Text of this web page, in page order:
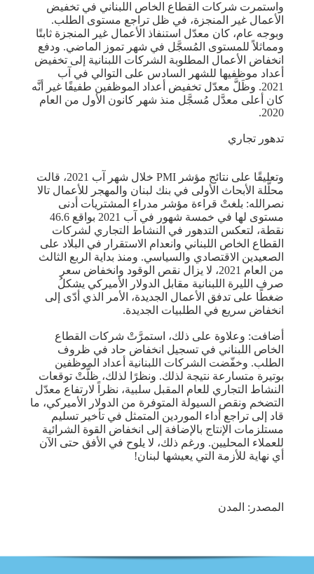
واستمرت شركات القطاع الخاص اللبناني في تخفيض
الأعمال غير المنجزة، في ظل تراجع مستوى الطلب.
وبوجه عام، كان معدّل استنفاذ الأعمال غير المنجزة ثابتًا
ومماثلاً للمستوى المُسجَّل في شهر تموز الماضي. ودفع
انخفاض الأعمال المطلوبة الشركات اللبنانية إلى تخفيض
أعداد موظفيها للشهر السادس على التوالي في آب
2021. وظَلَّ معدّل تخفيض أعداد الموظفين طفيفًا غير أنَّه
كان أعلى معدَّل مُسجَّل منذ شهر كانون الأول من العام
2020.
تدهور تجاري
وتعليقًا على نتائج مؤشر PMI خلال شهر آب 2021، قالت
محلَّلة الأبحاث الأولى في بنك لبنان والمهجر للأعمال تالا
نصرالله: بلغتْ قراءة مؤشر مدراء المشتريات أدنى
مستوى لها في خمسة شهور في آب 2021 بواقع 46.6
نقطة، لتعكس التدهور في النشاط التجاري لشركات
القطاع الخاص اللبناني وانعدام الاستقرار في البلاد على
الصعيدين الاقتصادي والسياسي. ومنذ بداية الربع الثالث
من العام 2021، لا يزال نقص الوقود وانخفاض سعر
صرف الليرة اللبنانية مقابل الدولار الأميركي يشكلُ
ضغطًا على تدفق الأعمال الجديدة، الأمر الذي أدّى إلى
انخفاض سريع في الطلبيات الجديدة.
أضافت: وعلاوة على ذلك، استمرَّتْ شركات القطاع
الخاص اللبناني في تسجيل انخفاض حاد في ظروف
الطلب. وخفّضت الشركات اللبنانية أعداد الموظفين
بوتيرة متسارعة نتيجة لذلك. ونظرًا لذلك، ظلَّتْ توقعات
النشاط التجاري للعام المقبل سلبية، نظراً لارتفاع معدّل
التضخم ونقص السيولة المتوفرة من الدولار الأميركي، ما
قاد إلى تراجع أداء الموردين المتمثل في تأخير تسليم
مستلزمات الإنتاج بالإضافة إلى انخفاض القوة الشرائية
للعملاء المحليين. ورغم ذلك، لا يلوح في الأفق حتى الآن
أي نهاية للأزمة التي يعيشها لبنان!
المصدر: المدن